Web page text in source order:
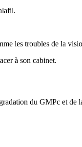
les troubles de la
à son cabinet.
du GMPc et de